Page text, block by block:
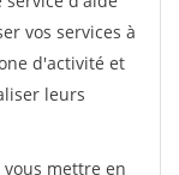
vos services à
d'activité et
leurs
mettre en